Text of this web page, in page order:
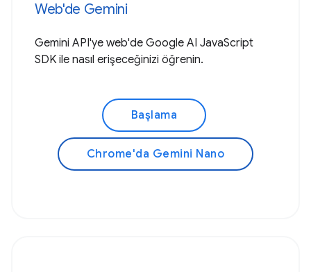
Web'de Gemini
Gemini API'ye web'de Google AI JavaScript
SDK ile nasıl erişeceğinizi öğrenin.
Başlama
Chrome'da Gemini Nano